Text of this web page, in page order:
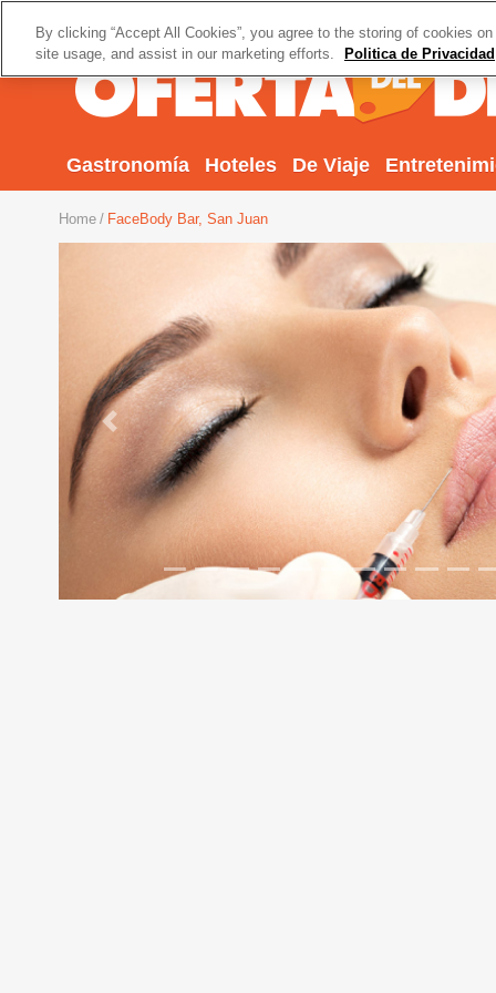
Gastronomía Hoteles De Viaje
Home FaceBody Bar, San Juan
Previous
By clicking “Accept All Cookies”, you agree to the storing of cookies
site usage, and assist in our marketing efforts.
Politica de Privacidad